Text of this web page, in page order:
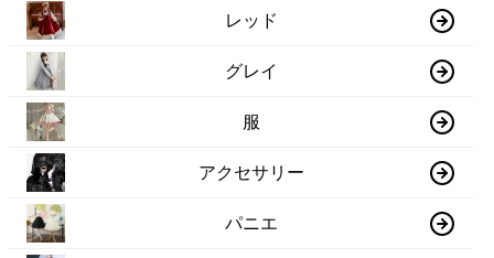
レッド
グレイ
服
アクセサリー
パニエ